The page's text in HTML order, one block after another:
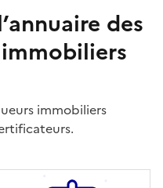
des
immobiliers